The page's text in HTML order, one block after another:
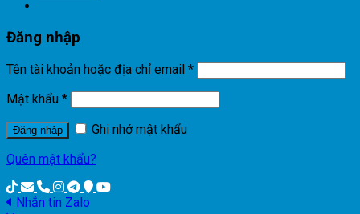
Đăng nhập
Tên tài khoản hoặc địa chỉ email *
Mật khẩu *
Đăng nhập
Ghi nhớ mật khẩu
Quên mật khẩu?
Nhắn tin Zalo